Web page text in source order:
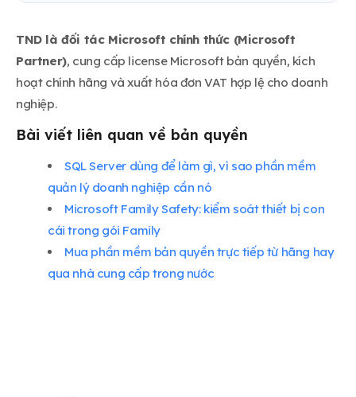
TND là đối tác Microsoft chính thức (Microsoft
Partner), cung cấp license Microsoft bản quyền, kích
hoạt chính hãng và xuất hóa đơn VAT hợp lệ cho doanh
nghiệp.
Bài viết liên quan về bản quyền
SQL Server dùng để làm gì, vì sao phần mềm
quản lý doanh nghiệp cần nó
Microsoft Family Safety: kiểm soát thiết bị con
cái trong gói Family
Mua phần mềm bản quyền trực tiếp từ hãng hay
qua nhà cung cấp trong nước